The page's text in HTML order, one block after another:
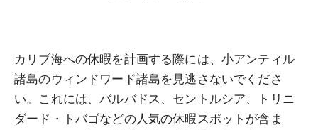
カリブ海への休暇を計画する際には、小アンティル
諸島のウィンドワード諸島を見逃さないでくださ
い。これには、バルバドス、セントルシア、トリニ
ダード・トバゴなどの人気の休暇スポットが含ま